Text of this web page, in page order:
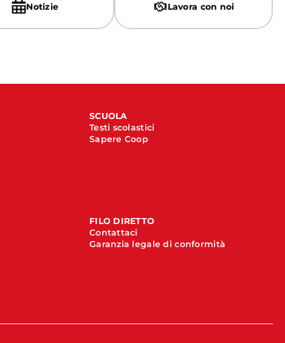
Notizie Lavora con noi
SCUOLA
Testi scolastici
Sapere Coop
FILO DIRETTO
Contattaci
Garanzia legale di conformità